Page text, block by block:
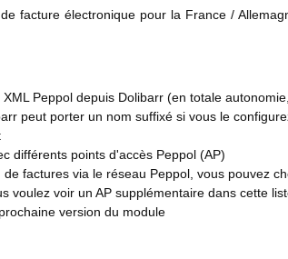
facture électronique pour la France /
Peppol depuis Dolibarr (en totale
peut porter un nom suffixé si vous le
différents points d'accès Peppol (AP)
factures via le réseau Peppol, vous pouvez
voulez voir un AP supplémentaire dans cette
version du module